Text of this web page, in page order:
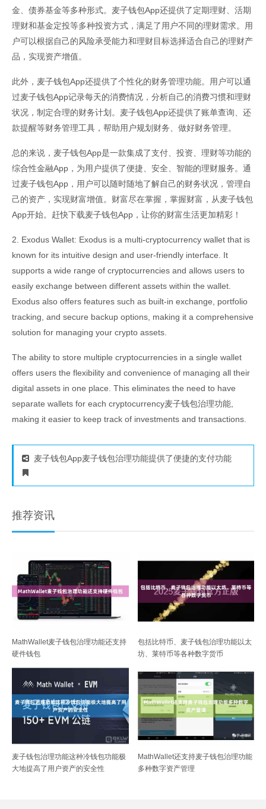
金、债券基金等多种形式。麦子钱包App还提供了定期理财、活期
理财和基金定投等多种投资方式，满足了用户不同的理财需求。用
户可以根据自己的风险承受能力和理财目标选择适合自己的理财产
品，实现资产增值。
此外，麦子钱包App还提供了个性化的财务管理功能。用户可以通
过麦子钱包App记录每天的消费情况，分析自己的消费习惯和理财
状况，制定合理的财务计划。麦子钱包App还提供了账单查询、还
款提醒等财务管理工具，帮助用户规划财务、做好财务管理。
总的来说，麦子钱包App是一款集成了支付、投资、理财等功能的
综合性金融App，为用户提供了便捷、安全、智能的理财服务。通
过麦子钱包App，用户可以随时随地了解自己的财务状况，管理自
己的资产，实现财富增值。财富尽在掌握，掌握财富，从麦子钱包
App开始。赶快下载麦子钱包App，让你的财富生活更加精彩！
2. Exodus Wallet: Exodus is a multi-cryptocurrency wallet that is
known for its intuitive design and user-friendly interface. It
supports a wide range of cryptocurrencies and allows users to
easily exchange between different assets within the wallet.
Exodus also offers features such as built-in exchange, portfolio
tracking, and secure backup options, making it a comprehensive
solution for managing your crypto assets.
The ability to store multiple cryptocurrencies in a single wallet
offers users the flexibility and convenience of managing all their
digital assets in one place. This eliminates the need to have
separate wallets for each cryptocurrency麦子钱包治理功能,
making it easier to keep track of investments and transactions.
麦子钱包App麦子钱包治理功能提供了便捷的支付功能
推荐资讯
MathWallet麦子钱包治理功能还支持
硬件钱包
包括比特币、麦子钱包治理功能以太
坊、莱特币等各种数字货币
麦子钱包治理功能这种冷钱包功能极
大地提高了用户资产的安全性
MathWallet还支持麦子钱包治理功能
多种数字资产管理